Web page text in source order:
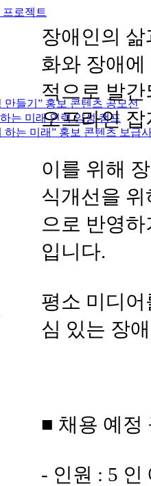
프로젝트
만들기” 홍보 콘텐츠 공모전
는 미래 인력 양성 캠프
하는 미래” 홍보 콘텐츠 보급
장애인의
화와 장애
적으로 발
오프라인
이를 위해
식개선을
으로 반영
입니다.
평소 미디
심 있는 장
■ 채용 예정
- 인원 : 5 인